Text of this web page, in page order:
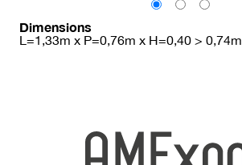
Dimensions
L=1,33m x P=0,76m x H=0,40 > 0,74m